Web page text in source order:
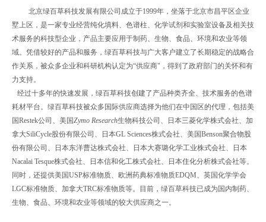
北京绿百草科技发展有限公司成立于1999年，坐落于北京市昌平区企业
墅上区，是一家专业经营纯化填料、色谱柱、化学试剂和实验室设备及相关技
术服务的科技型企业，产品主要应用于制药、生物、食品、环境和农业等领
域。凭借较好的产品和服务，绿百草科技与广大客户建立了长期稳定的战略合
作关系，被众多企业和科研机构认定为“供应商"，得到了政府部门的关怀和有
力支持。
经过十多年的快速发展，绿百草科技创建了产品种类齐全、技术服务的色谱
耗材平台。绿百草科技被众多国际供应商选择为他们在中国区的代理，包括美
国Restek公司、美国Zymo Research生物科技公司、
日本三菱化学株式会社、加
拿大SiliCycle股份有限公司、日本GL Sciences株式会社、美国Benson聚合物股
份有限公司、日本东洋曹达株式会社、日本大赛璐化学工业株式会社、日本
Nacalai Tesque株式会社、日本信和化工株式会社、日本住化分析株式会社等。
同时，还提供美国USP标准物质、欧洲药典标准物质EDQM 、英国化学学会
LGC标准物质、加拿大TRC标准物质等。目前，绿百草科技已成为国内制药、
生物、食品、环境和农业等领域的较大供应商之一。